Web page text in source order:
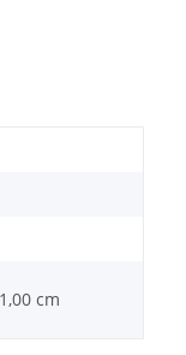
cm